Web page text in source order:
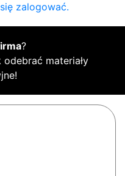
zalogować.
?
materiały